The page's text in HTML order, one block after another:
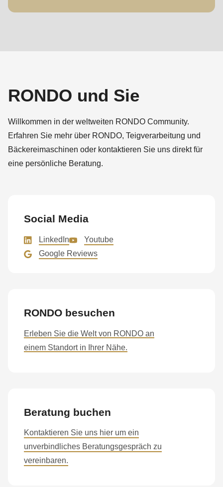
RONDO und Sie
Willkommen in der weltweiten RONDO Community.
Erfahren Sie mehr über RONDO, Teigverarbeitung und
Bäckereimaschinen oder kontaktieren Sie uns direkt für
eine persönliche Beratung.
Social Media
LinkedIn
Youtube
Google Reviews
RONDO besuchen
Erleben Sie die Welt von RONDO an
einem Standort in Ihrer Nähe.
Beratung buchen
Kontaktieren Sie uns hier um ein
unverbindliches Beratungsgespräch zu
vereinbaren.